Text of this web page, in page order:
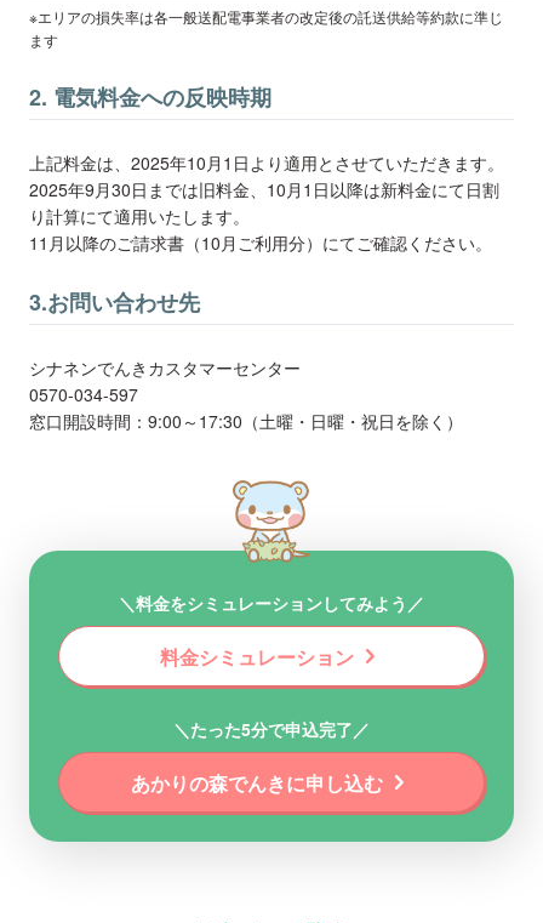
※エリアの損失率は各一般送配電事業者の改定後の託送供給等約款に準じ
ます
2. 電気料金への反映時期
上記料金は、2025年10月1日より適用とさせていただきます。
2025年9月30日までは旧料金、10月1日以降は新料金にて日割
り計算にて適用いたします。
11月以降のご請求書（10月ご利用分）にてご確認ください。
3.お問い合わせ先
シナネンでんきカスタマーセンター
0570-034-597
窓口開設時間：9:00～17:30（土曜・日曜・祝日を除く）
＼料金をシミュレーションしてみよう／
料金シミュレーション chevron_right
＼たった5分で申込完了／
あかりの森でんきに申し込む chevron_right